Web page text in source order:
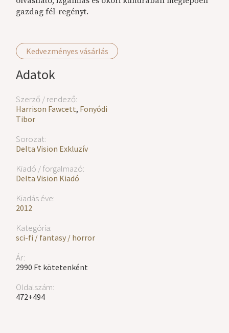
Kedvezményes vásárlás
Adatok
Szerző / rendező:
Harrison Fawcett, Fonyódi
Tibor
Sorozat:
Delta Vision Exkluzív
Kiadó / forgalmazó:
Delta Vision Kiadó
Kiadás éve:
2012
Kategória:
sci-fi / fantasy / horror
Ár:
2990 Ft kötetenként
Oldalszám:
472+494
gazdag fél-regényt.